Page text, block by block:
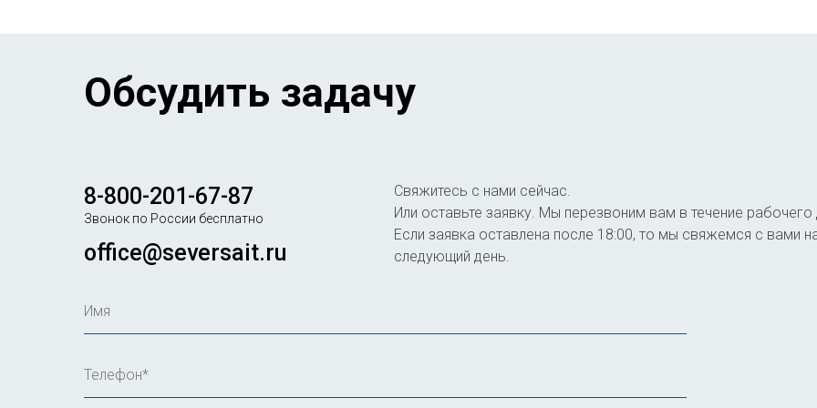
Обсудить задачу
8-800-201-67-87
Звонок по России бесплатно
office@seversait.ru
Имя
Телефон*
Свяжитесь с нами сейчас.
Или оставьте заявку. Мы перезвоним вам в течение рабочего
Если заявка оставлена после 18:00, то мы свяжемся с вами
следующий день.